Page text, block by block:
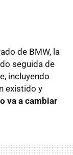
de BMW, la
seguida de
incluyendo
existido y
va a cambiar